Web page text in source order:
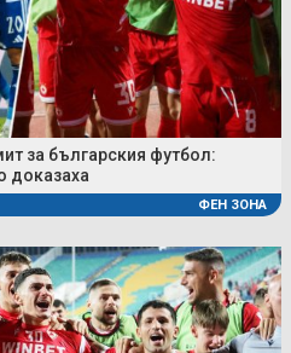
за българския футбол:
доказаха
ФЕН ЗОНА